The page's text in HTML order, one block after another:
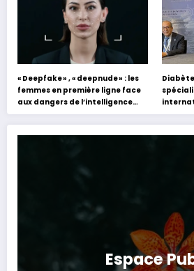
« Deepfake » , « deepnude » : les
femmes en première ligne face
aux dangers de l’intelligence
artificielle
Tanger
Espace